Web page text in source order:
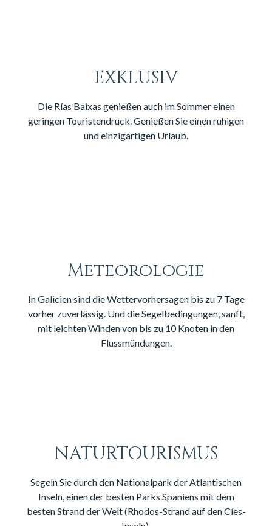
EXKLUSIV
Die Rías Baixas genießen auch im Sommer einen
geringen Touristendruck. Genießen Sie einen ruhigen
und einzigartigen Urlaub.
Meteorologie
In Galicien sind die Wettervorhersagen bis zu 7 Tage
vorher zuverlässig. Und die Segelbedingungen, sanft,
mit leichten Winden von bis zu 10 Knoten in den
Flussmündungen.
NATURTOURISMUS
Segeln Sie durch den Nationalpark der Atlantischen
Inseln, einen der besten Parks Spaniens mit dem
besten Strand der Welt (Rhodos-Strand auf den Cíes-